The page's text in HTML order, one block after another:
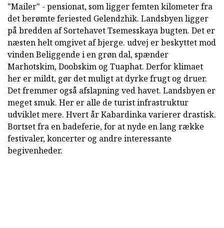
"Mailer" - pensionat, som ligger femten kilometer fra
det berømte feriested Gelendzhik. Landsbyen ligger
på bredden af Sortehavet Tsemesskaya bugten. Det er
næsten helt omgivet af bjerge. udvej er beskyttet mod
vinden Beliggende i en grøn dal, spænder
Marhotskim, Doobskim og Tuaphat. Derfor klimaet
her er mildt, gør det muligt at dyrke frugt og druer.
Det fremmer også afslapning ved havet. Landsbyen er
meget smuk. Her er alle de turist infrastruktur
udviklet mere. Hvert år Kabardinka varierer drastisk.
Bortset fra en badeferie, for at nyde en lang række
festivaler, koncerter og andre interessante
begivenheder.